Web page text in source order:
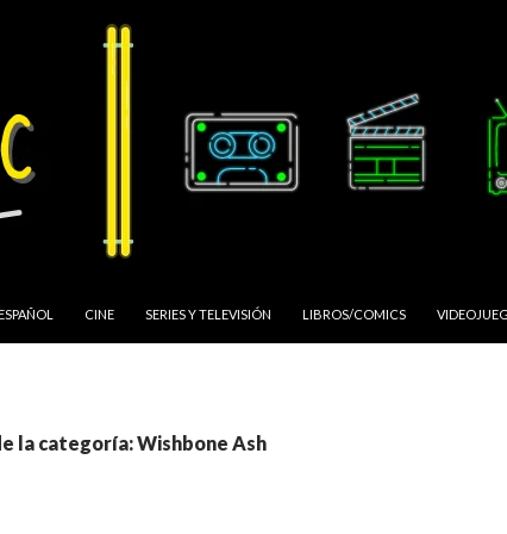
CINE SERIES Y TELEVISIÓN LIBROS/COMICS
la categoría: Wishbone Ash